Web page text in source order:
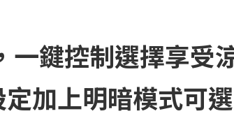
鍵控制選擇享受
加上明暗模式可